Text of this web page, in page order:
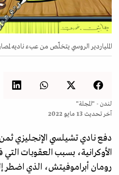
الملياردير الروسي يتخلّص من عبء ناديه
لندن - "المجلة"
آخر تحديث 13 مايو 2022
دفع نادي تشيلسي الإنجليزي
الأوكرانية، بسبب العقوبات
رومان أبراموفيتش، الذي اضطر